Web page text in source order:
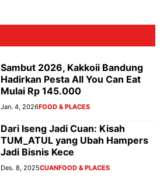
Sambut 2026, Kakkoii Bandung
Hadirkan Pesta All You Can Eat
Mulai Rp 145.000
Jan. 4, 2026FOOD & PLACES
Dari Iseng Jadi Cuan: Kisah
TUM_ATUL yang Ubah Hampers
Jadi Bisnis Kece
Des. 8, 2025CUANFOOD & PLACES